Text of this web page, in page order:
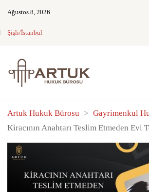
Ağustos 8, 2026
Şişli/İstanbul
Artuk Hukuk Bürosu > Gayrimenkul
Kiracının Anahtarı Teslim Etmeden Evi